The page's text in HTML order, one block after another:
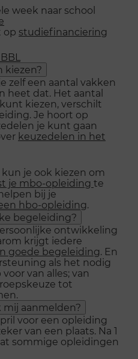
week naar school
op studiefinanciering
kiezen?
zelf een aantal vakken
heet dat. Het aantal
kiezen, verschilt
Je hoort op
je kunt gaan
keuzedelen in het
je ook kiezen om
je mbo-opleiding te
bij je
hbo-opleiding.
begeleiding?
ontwikkeling
krijgt iedere
goede begeleiding. En
als het nodig
van alles; van
tot
aanmelden?
voor een opleiding
van een plaats. Na 1
sommige opleidingen